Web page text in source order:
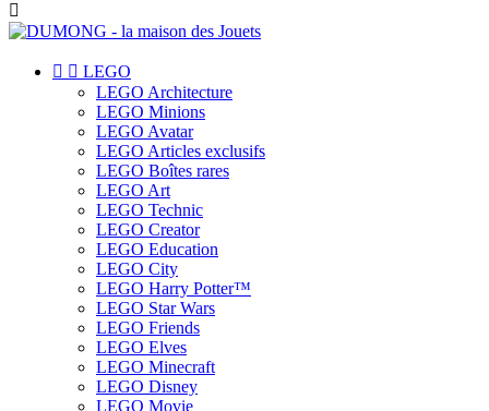

  LEGO
LEGO Architecture
LEGO Minions
LEGO Avatar
LEGO Articles exclusifs
LEGO Boîtes rares
LEGO Art
LEGO Technic
LEGO Creator
LEGO Education
LEGO City
LEGO Harry Potter™
LEGO Star Wars
LEGO Friends
LEGO Elves
LEGO Minecraft
LEGO Disney
LEGO Movie